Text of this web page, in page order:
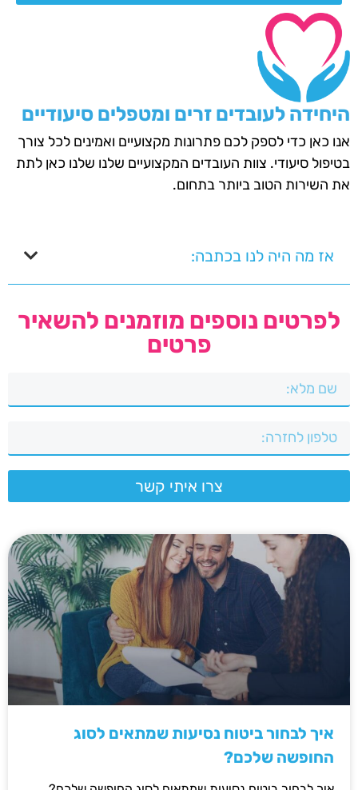
היחידה לעובדים זרים ומטפלים סיעודיים
אנו כאן כדי לספק לכם פתרונות מקצועיים ואמינים לכל צורך
בטיפול סיעודי. צוות העובדים המקצועיים שלנו שלנו כאן לתת
את השירות הטוב ביותר בתחום.
אז מה היה לנו בכתבה:
לפרטים נוספים מוזמנים להשאיר
פרטים
צרו איתי קשר
איך לבחור ביטוח נסיעות שמתאים לסוג
החופשה שלכם?